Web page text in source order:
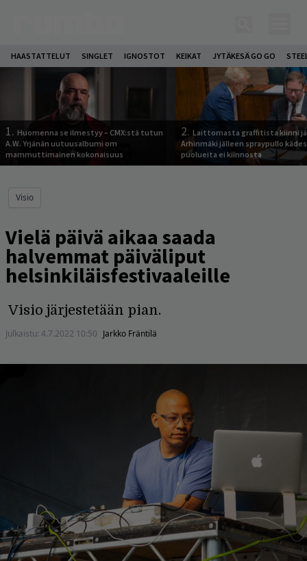
HAASTATTELUT SINGLET IGNOSTOT KEIKAT JYTÄKESÄ GO GO
1. Huomenna se ilmestyy – CMX:stä tutun
A.W. Yrjänän uutuusalbumi om
mammuttimainen kokonaisuus
2. Laittomasta graffitista kiinni
Arhinmäki jälleen spraypullo
puolueita ei kiinnosta
Visio
Vielä päivä aikaa saada
halvemmat päiväliput
helsinkiläisfestivaaleille
Visio järjestetään pian.
Julkaistu: 4.7.2022 10:50 Jarkko Fräntilä